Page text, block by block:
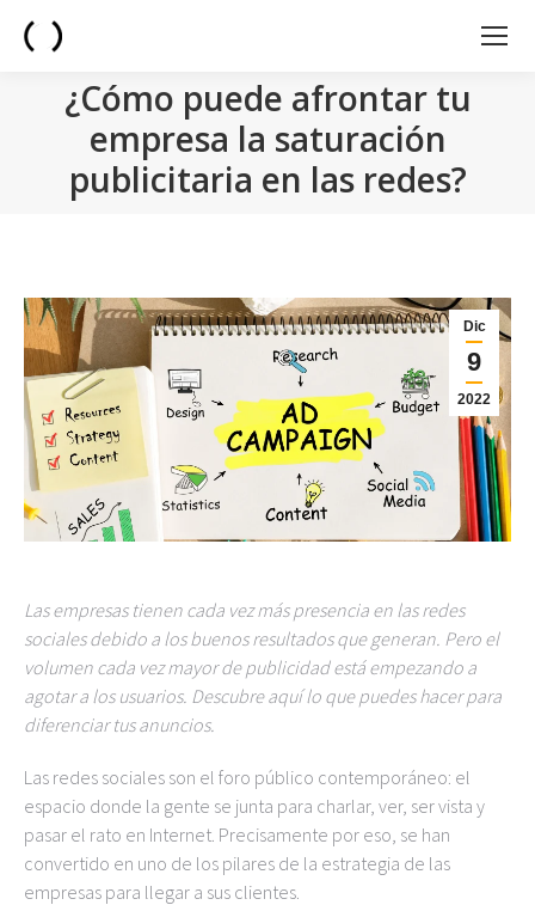
¿Cómo puede afrontar tu
empresa la saturación
publicitaria en las redes?
Dic
9
2022
Las empresas tienen cada vez más presencia en las redes
sociales debido a los buenos resultados que generan. Pero el
volumen cada vez mayor de publicidad está empezando a
agotar a los usuarios. Descubre aquí lo que puedes hacer para
diferenciar tus anuncios.
Las redes sociales son el foro público contemporáneo: el
espacio donde la gente se junta para charlar, ver, ser vista y
pasar el rato en Internet. Precisamente por eso, se han
convertido en uno de los pilares de la estrategia de las
empresas para llegar a sus clientes.